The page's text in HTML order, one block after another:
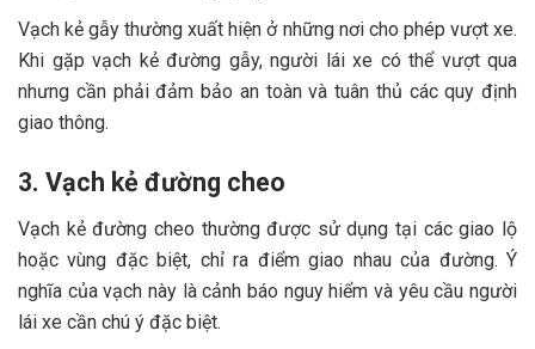
Vạch kẻ gẫy thường xuất hiện ở những nơi cho phép vượt xe.
Khi gặp vạch kẻ đường gẫy, người lái xe có thể vượt qua
nhưng cần phải đảm bảo an toàn và tuân thủ các quy định
giao thông.
3. Vạch kẻ đường cheo
Vạch kẻ đường cheo thường được sử dụng tại các giao lộ
hoặc vùng đặc biệt, chỉ ra điểm giao nhau của đường. Ý
nghĩa của vạch này là cảnh báo nguy hiểm và yêu cầu người
lái xe cần chú ý đặc biệt.